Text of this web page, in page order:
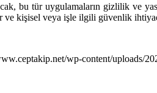
bu tür uygulamaların gizlilik ve
kişisel veya işle ilgili güvenlik
wp-content/uploads/